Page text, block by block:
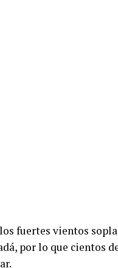
fuertes vientos
por lo que cientos